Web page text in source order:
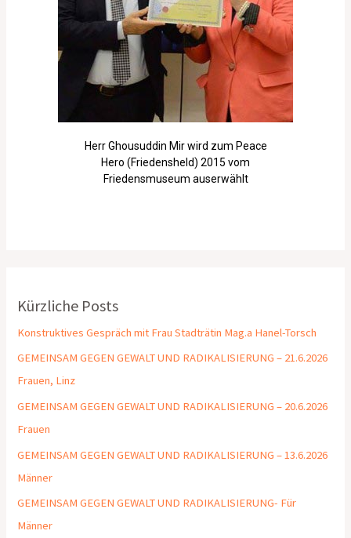
Herr Ghousuddin Mir wird zum Peace
Hero (Friedensheld) 2015 vom
Friedensmuseum auserwählt
Kürzliche Posts
Konstruktives Gespräch mit Frau Stadträtin Mag.a Hanel-Torsch
GEMEINSAM GEGEN GEWALT UND RADIKALISIERUNG – 21.6.2026
Frauen, Linz
GEMEINSAM GEGEN GEWALT UND RADIKALISIERUNG – 20.6.2026
Frauen
GEMEINSAM GEGEN GEWALT UND RADIKALISIERUNG – 13.6.2026
Männer
GEMEINSAM GEGEN GEWALT UND RADIKALISIERUNG- Für
Männer